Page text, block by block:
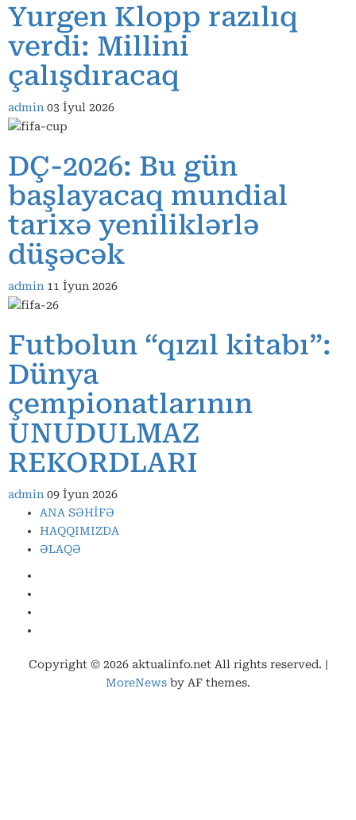
Yurgen Klopp razılıq
verdi: Millini
çalışdıracaq
admin 03 İyul 2026
DÇ-2026: Bu gün
başlayacaq mundial
tarixə yeniliklərlə
düşəcək
admin 11 İyun 2026
Futbolun “qızıl kitabı”:
Dünya
çempionatlarının
UNUDULMAZ
REKORDLARI
admin 09 İyun 2026
ANA SƏHİFƏ
HAQQIMIZDA
ƏLAQƏ
Copyright © 2026 aktualinfo.net All rights reserved. |
MoreNews by AF themes.